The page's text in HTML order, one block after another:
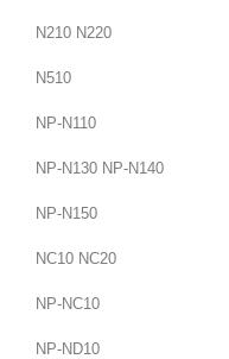
N210 N220
N510
NP-N110
NP-N130 NP-N140
NP-N150
NC10 NC20
NP-NC10
NP-ND10